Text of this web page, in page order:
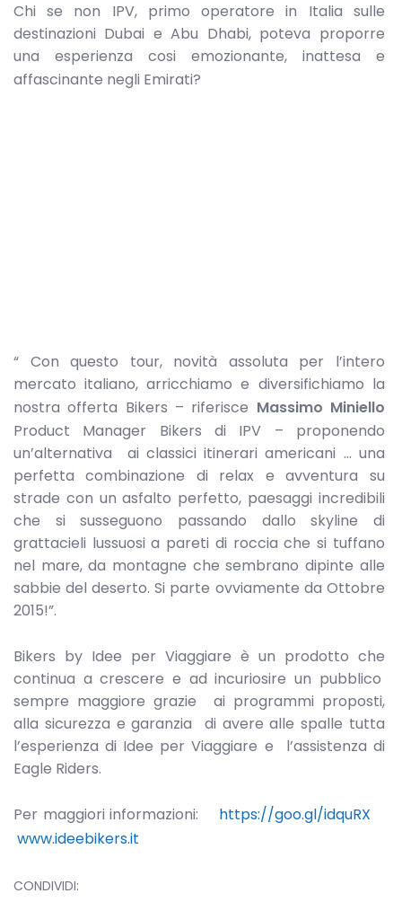
Chi se non IPV, primo operatore in Italia sulle
destinazioni Dubai e Abu Dhabi, poteva proporre
una esperienza cosi emozionante, inattesa e
affascinante negli Emirati?
“ Con questo tour, novità assoluta per l’intero
mercato italiano, arricchiamo e diversifichiamo la
nostra offerta Bikers – riferisce Massimo Miniello
Product Manager Bikers di IPV – proponendo
un’alternativa ai classici itinerari americani … una
perfetta combinazione di relax e avventura su
strade con un asfalto perfetto, paesaggi incredibili
che si susseguono passando dallo skyline di
grattacieli lussuosi a pareti di roccia che si tuffano
nel mare, da montagne che sembrano dipinte alle
sabbie del deserto. Si parte ovviamente da Ottobre
2015!”.
Bikers by Idee per Viaggiare è un prodotto che
continua a crescere e ad incuriosire un pubblico
sempre maggiore grazie ai programmi proposti,
alla sicurezza e garanzia di avere alle spalle tutta
l’esperienza di Idee per Viaggiare e l’assistenza di
Eagle Riders.
Per maggiori informazioni: https://goo.gl/idquRX
www.ideebikers.it
CONDIVIDI: